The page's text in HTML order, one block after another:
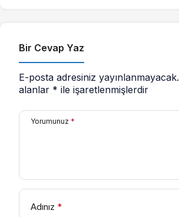
Bir Cevap Yaz
E-posta adresiniz yayınlanmayacak.
alanlar * ile işaretlenmişlerdir
Yorumunuz *
Adınız *